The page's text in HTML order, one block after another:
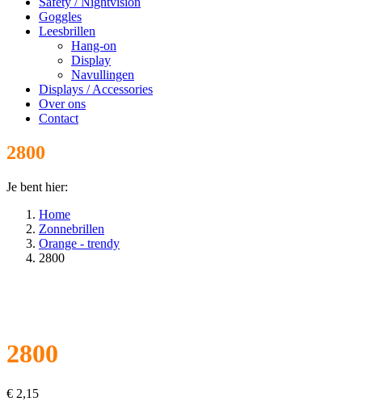
Goggles
Leesbrillen
Hang-on
Display
Navullingen
Displays / Accessories
Over ons
Contact
2800
Je bent hier:
Home
Zonnebrillen
Orange - trendy
2800
2800
€ 2,15